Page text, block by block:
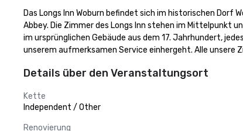
Das Longs Inn Woburn befindet sich im historischen Dorf
Abbey. Die Zimmer des Longs Inn stehen im Mittelpunkt
im ursprünglichen Gebäude aus dem 17. Jahrhundert,
unserem aufmerksamen Service einhergeht. Alle
Details über den Veranstaltungsort
Kette
Independent / Other
Renovierung